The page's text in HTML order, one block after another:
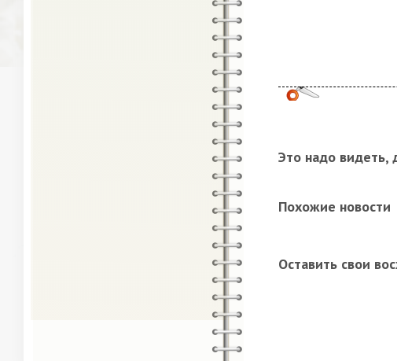
Это надо видеть,
Похожие новости
Оставить свои